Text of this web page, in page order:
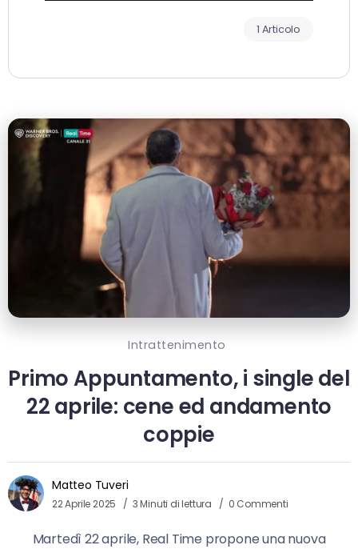
1 Articolo
Intrattenimento
Primo Appuntamento, i single del
22 aprile: cene ed andamento
coppie
Matteo Tuveri
22 Aprile 2025 3 Minuti di lettura 0 Commenti
Martedì 22 aprile, Real Time propone una nuova